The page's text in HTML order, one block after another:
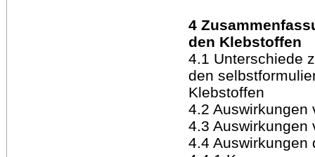
4
den Klebstoffen
4.1 Unterschiede
den
Klebstoffen
4.2 Auswirkungen
4.3 Auswirkungen
4.4 Auswirkungen